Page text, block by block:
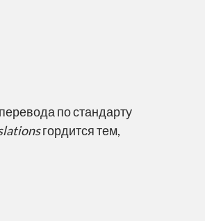
по стандарту
гордится тем,